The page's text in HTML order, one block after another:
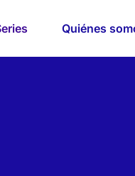
Quiénes